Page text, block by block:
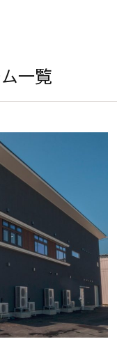
一覧